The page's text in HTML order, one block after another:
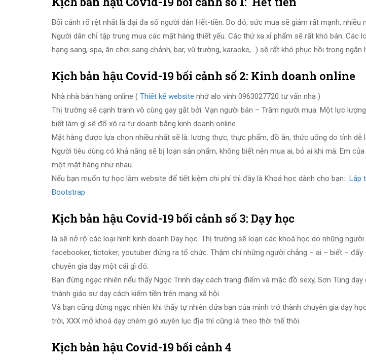
Bối cảnh rõ rệt nhất là đại đa số người dân Hết-tiền. Do đó, sức mua sẽ giảm rất mạnh, nhiều
Người dân chỉ tập trung mua các mặt hàng thiết yếu. Các thứ xa xỉ phẩm sẽ rất khó bán. Các
hạng sang, spa, ăn chơi sang chảnh, bar, vũ trường, karaoke,…) sẽ rất khó phục hồi trong ngắn
Kịch bản hậu Covid-19 bối cảnh số 2: Kinh doanh online
Nhà nhà bán hàng online ( Thiết kế website nhớ alo vinh 0963027720 tư vấn nha )
Thị trường sẽ cạnh tranh vô cùng gay gắt bởi: Vạn người bán – Trăm người mua. Một lực
biết làm gì sẽ đổ xô ra tự doanh bằng kinh doanh online.
Mặt hàng được lựa chọn nhiều nhất sẽ là: lương thực, thực phẩm, đồ ăn, thức uống do tính dễ
Người tiêu dùng có khả năng sẽ bị loạn sản phẩm, không biết nên mua ai, bỏ ai khi mà: Em
một mặt hàng như nhau.
Nếu bạn muốn tự học làm website để tiết kiệm chi phí thì đây là Khoá học dành cho bạn:
Lập
Bootstrap
Kịch bản hậu Covid-19 bối cảnh số 3: Dạy học
là sẽ nở rộ các loại hình kinh doanh Dạy học. Thị trường sẽ loạn các khoá học do những
facebooker, tictoker, youtuber đứng ra tổ chức. Thậm chí những người chẳng – ai – biết –
chuyên gia dạy một cái gì đó.
Bạn đừng ngạc nhiên nếu thấy Ngọc Trinh dạy cách trang điểm và mặc đồ sexy, Sơn Tùng
thành giáo sư dạy cách kiếm tiền trên mạng xã hội.
Và bạn cũng đừng ngạc nhiên khi thấy tự nhiên đứa bạn của mình trở thành chuyên gia dạy
trời, XXX mở khoá dạy chém gió xuyên lục địa thì cũng là theo thời thế thôi.
Kịch bản hậu Covid-19 bối cảnh 4